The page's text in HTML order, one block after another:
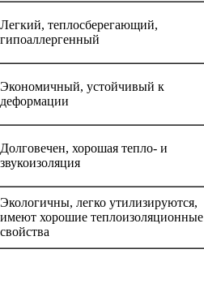
Легкий, теплосберегающий,
гипоаллергенный
Экономичный, устойчивый к
деформации
Долговечен, хорошая тепло- и
звукоизоляция
Экологичны, легко утилизируются,
имеют хорошие теплоизоляционные
свойства